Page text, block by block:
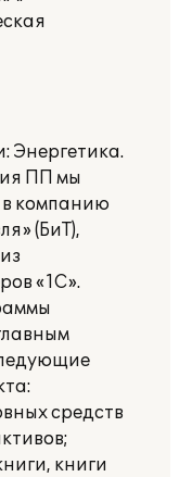
Энергетика.
ПП мы
компанию
(БиТ),
«1С».
средств
книги